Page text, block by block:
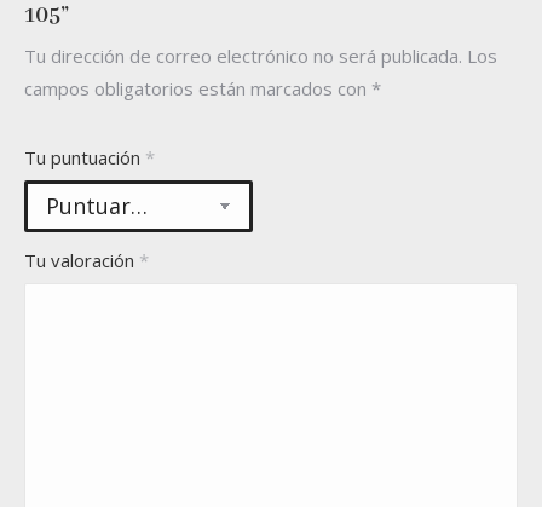
105”
Tu dirección de correo electrónico no será publicada. Los
campos obligatorios están marcados con *
Tu puntuación *
Tu valoración *